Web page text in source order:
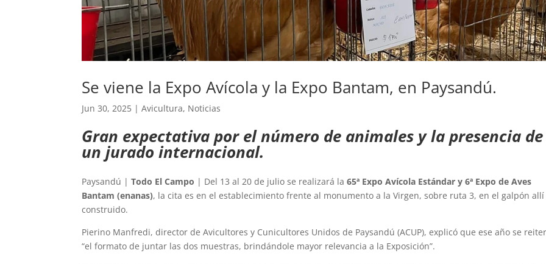
Se viene la Expo Avícola y la Expo Bantam, en Paysandú.
Jun 30, 2025 |Avicultura, Noticias
Gran expectativa por el número de animales y la presencia de
un jurado internacional.
Paysandú |Todo El Campo | Del 13 al 20 de julio se realizará la65ª Expo Avícola Estándar y 6ª Expo de Aves
Bantam (enanas), la cita es en el establecimiento frente al monumento a la Virgen, sobre ruta 3, en el galpón allí
construido.
Pierino Manfredi, director de Avicultores y Cunicultores Unidos de Paysandú (ACUP), explicó que ese año se
“el formato de juntar las dos muestras, brindándole mayor relevancia a la Exposición”.